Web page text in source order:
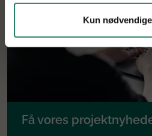
Kun
Få vores